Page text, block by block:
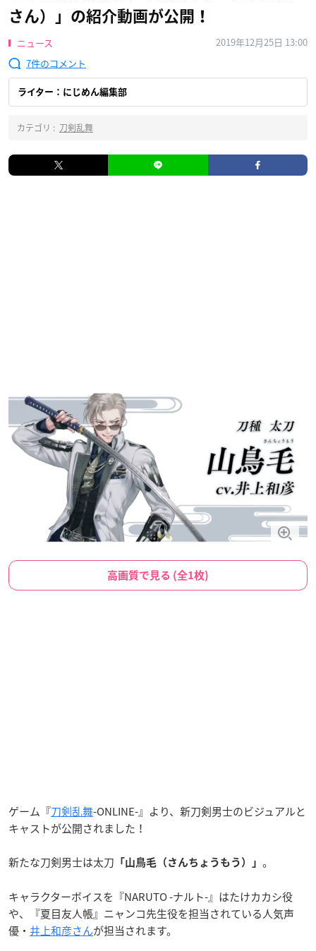
さん）」の紹介動画が公開！
ニュース
2019年12月25日 13:00
7
ライター：にじめん編集部
カテゴリ : 刀剣乱舞
高画質で見る (全1枚)
ゲーム『刀剣乱舞-ONLINE-』より、 新刀剣男士のビジュアルと
キャストが公開されました！
新たな刀剣男士は太刀 「山鳥毛（さんちょうもう）」 。
キャラクターボイスを『NARUTO -ナルト-』はたけカカシ役
や、『夏目友人帳』ニャンコ先生役を担当されている人気声
優・ 井上和彦さんが担当されます。